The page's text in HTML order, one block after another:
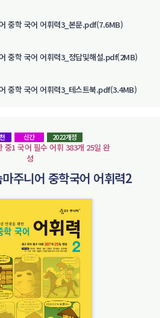
중학 국어 어휘력3_본문.pdf(7.6MB)
중학 국어 어휘력3_정답및해설.pdf(2MB)
중학 국어 어휘력3_테스트북.pdf(3.4MB)
신간 2022개정
중1 국어 필수 어휘 383개 25일 완
성
주니어 중학국어 어휘력2